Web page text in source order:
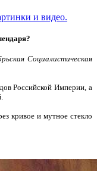
и видео.
Социалистическая
Российской Империи, а
кривое и мутное стекло